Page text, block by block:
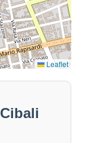
Leaflet